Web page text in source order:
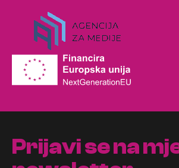
Prijavi se na